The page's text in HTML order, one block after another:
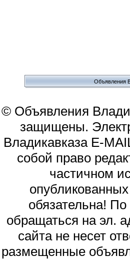
Объявления
© Объявления
защищены.
Владикавказа E-
собой право
частичном
обязательна!
обращаться на эл.
сайта не несет
размещенные